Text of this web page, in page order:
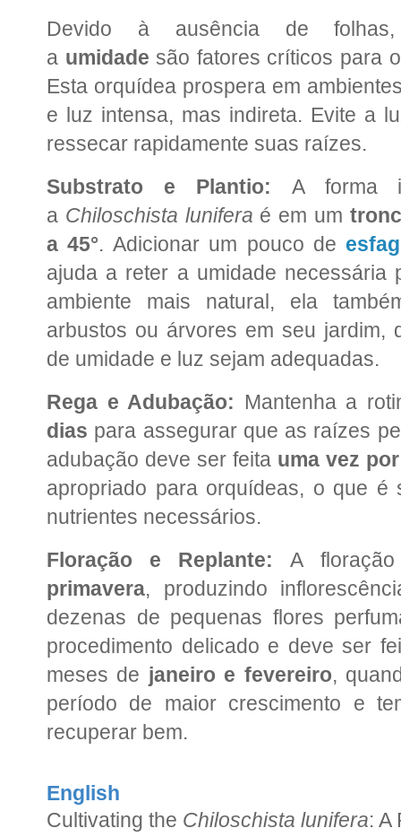
Devido à ausência de
a umidade são fatores críticos para
Esta orquídea prospera em
e luz intensa, mas indireta. Evite a
ressecar rapidamente suas raízes.
Substrato e Plantio: A forma
a Chiloschista lunifera é em um
a 45°. Adicionar um pouco de
ajuda a reter a umidade necessária
ambiente mais natural, ela
arbustos ou árvores em seu jardim,
de umidade e luz sejam adequadas.
Rega e Adubação: Mantenha a
dias para assegurar que as raízes
adubação deve ser feita uma vez
apropriado para orquídeas, o que é
nutrientes necessários.
Floração e Replante: A
primavera, produzindo
dezenas de pequenas flores
procedimento delicado e deve ser
meses de janeiro e fevereiro,
período de maior crescimento e
recuperar bem.
English
Cultivating the Chiloschista lunifera: A